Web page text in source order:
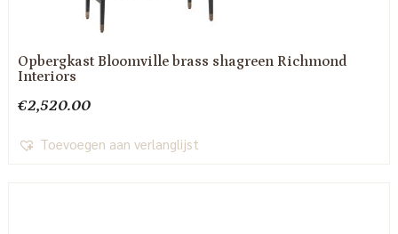
Opbergkast Bloomville brass shagreen Richmond
Interiors
€2,520.00
Toevoegen aan verlanglijst